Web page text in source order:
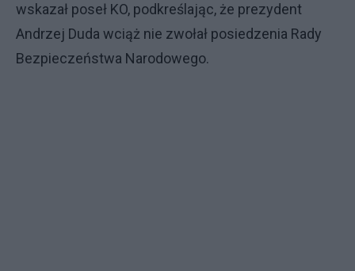
wskazał poseł KO, podkreślając, że prezydent
Andrzej Duda wciąż nie zwołał posiedzenia Rady
Bezpieczeństwa Narodowego.